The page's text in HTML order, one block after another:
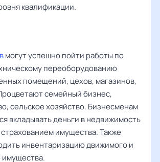
квалификации.
могут успешно пойти работы по
переоборудованию
помещений, цехов, магазинов,
семейный бизнес,
сельское хозяйство. Бизнесменам
вкладывать деньги в недвижимость
имущества. Также
инвентаризацию движимого и